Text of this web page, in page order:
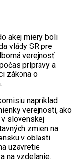
akej miery boli
vlády SR pre
verejnosť
prípravy a
zákona o
napríklad
verejnosti, ako
v slovenskej
zmien na
v oblasti
uzavretie
na vzdelanie.